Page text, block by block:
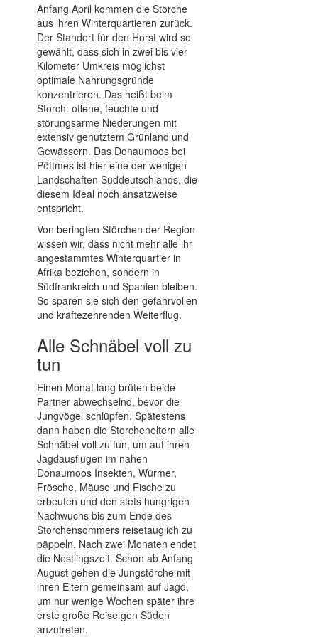
Anfang April kommen die Störche
aus ihren Winterquartieren zurück.
Der Standort für den Horst wird so
gewählt, dass sich in zwei bis vier
Kilometer Umkreis möglichst
optimale Nahrungsgründe
konzentrieren. Das heißt beim
Storch: offene, feuchte und
störungsarme Niederungen mit
extensiv genutztem Grünland und
Gewässern. Das Donaumoos bei
Pöttmes ist hier eine der wenigen
Landschaften Süddeutschlands, die
diesem Ideal noch ansatzweise
entspricht.
Von beringten Störchen der Region
wissen wir, dass nicht mehr alle ihr
angestammtes Winterquartier in
Afrika beziehen, sondern in
Südfrankreich und Spanien bleiben.
So sparen sie sich den gefahrvollen
und kräftezehrenden Weiterflug.
Alle Schnäbel voll zu
tun
Einen Monat lang brüten beide
Partner abwechselnd, bevor die
Jungvögel schlüpfen. Spätestens
dann haben die Storcheneltern alle
Schnäbel voll zu tun, um auf ihren
Jagdausflügen im nahen
Donaumoos Insekten, Würmer,
Frösche, Mäuse und Fische zu
erbeuten und den stets hungrigen
Nachwuchs bis zum Ende des
Storchensommers reisetauglich zu
päppeln. Nach zwei Monaten endet
die Nestlingszeit. Schon ab Anfang
August gehen die Jungstörche mit
ihren Eltern gemeinsam auf Jagd,
um nur wenige Wochen später ihre
erste große Reise gen Süden
anzutreten.